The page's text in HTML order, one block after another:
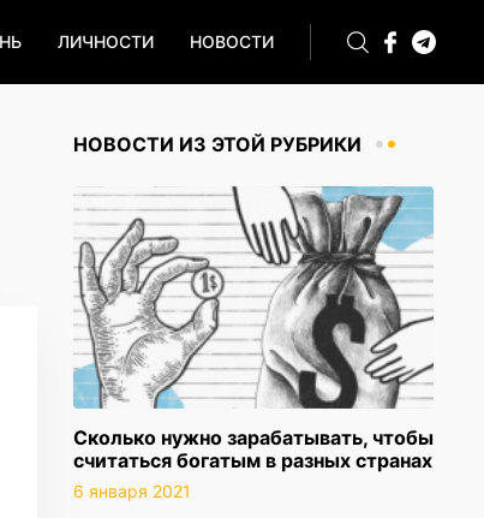
ЛИЧНОСТИ НОВОСТИ
НОВОСТИ ИЗ ЭТОЙ РУБРИКИ
Сколько нужно зарабатывать, чтобы
считаться богатым в разных странах
6 января 2021